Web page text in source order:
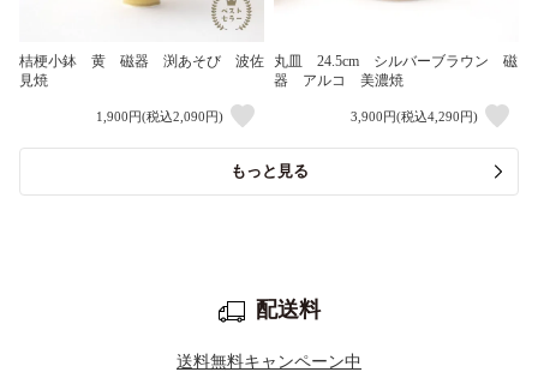
桔梗小鉢 黄 磁器 渕あそび 波佐
見焼
1,900円(税込2,090円)
丸皿 24.5cm シルバーブラウン 磁
器 アルコ 美濃焼
3,900円(税込4,290円)
もっと見る
配送料
送料無料キャンペーン中